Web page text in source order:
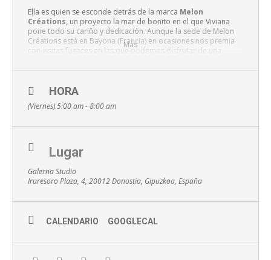
Más
Ella es quien se esconde detrás de la marca Melon
Créations, un proyecto la mar de bonito en el que Viviana
pone todo su cariño y dedicación. Aunque la sede de Melon
Créations está en Bayona (Francia) en ocasiones nos premia
con visitas fugaces en las que podemos disfrutar de una
aprendiendo los primeros puntos de bordado básicos (punto
relleno, punto pétalo o punto tallo), Vivi vuelve a visitarnos
para ayudarnos a subir de nivel con otras 3 horas llenas de
estampado con diferentes motivos a elegir.
Este curso es la continuación del primer taller pero si te
perdiste el anterior no te preocupes, porque este taller se
adapta a diferentes niveles y te daremos nociones básicas
Segundo curso de bordados con Melon Creations
HORA
(Viernes) 5:00 am - 8:00 am
Lugar
Galerna Studio
Iruresoro Plaza, 4, 20012 Donostia, Gipuzkoa, España
CALENDARIO GOOGLECAL